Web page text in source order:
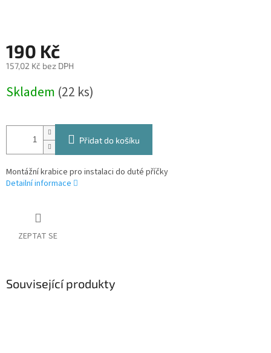
190 Kč
157,02 Kč bez DPH
cena:
Skladem (22 ks)
Přidat do košíku
Montážní krabice pro instalaci do duté příčky
Detailní informace
ZEPTAT SE
Související produkty